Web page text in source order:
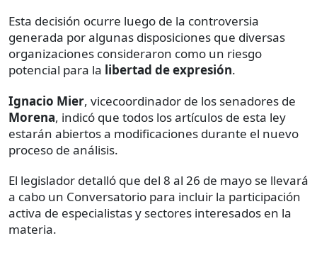
Esta decisión ocurre luego de la controversia
generada por algunas disposiciones que diversas
organizaciones consideraron como un riesgo
potencial para la libertad de expresión.
Ignacio Mier, vicecoordinador de los senadores de
Morena, indicó que todos los artículos de esta ley
estarán abiertos a modificaciones durante el nuevo
proceso de análisis.
El legislador detalló que del 8 al 26 de mayo se llevará
a cabo un Conversatorio para incluir la participación
activa de especialistas y sectores interesados en la
materia.